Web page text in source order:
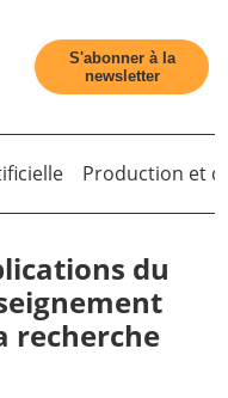
S'abonner à la
newsletter
Production et
du
recherche